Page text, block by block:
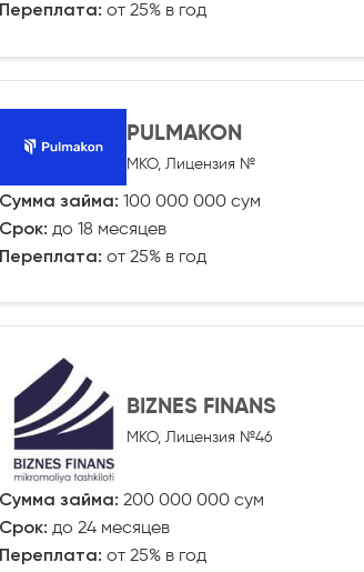
Переплата: от 25% в год
PULMAKON
МКО, Лицензия №
Сумма займа: 100 000 000 сум
Срок: до 18 месяцев
Переплата: от 25% в год
BIZNES FINANS
МКО, Лицензия №46
Сумма займа: 200 000 000 сум
Срок: до 24 месяцев
Переплата: от 25% в год